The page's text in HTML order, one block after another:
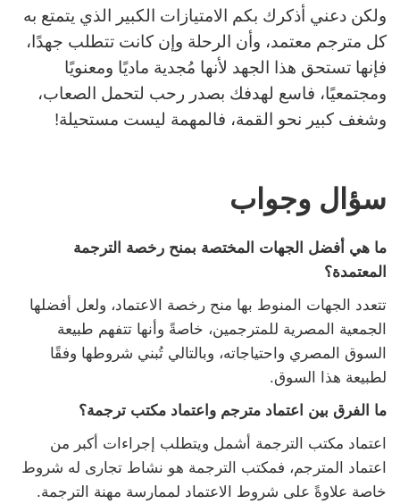
ولكن دعني أذكرك بكم الامتيازات الكبير الذي يتمتع به
كل مترجم معتمد، وأن الرحلة وإن كانت تتطلب جهدًا،
فإنها تستحق هذا الجهد لأنها مُجدية ماديًا ومعنويًا
ومجتمعيًا، فاسع لهدفك بصدر رحب لتحمل الصعاب،
وشغف كبير نحو القمة، فالمهمة ليست مستحيلة!
سؤال وجواب
ما هي أفضل الجهات المختصة بمنح رخصة الترجمة
المعتمدة؟
تتعدد الجهات المنوط بها منح رخصة الاعتماد، ولعل أفضلها
الجمعية المصرية للمترجمين، خاصةً وأنها تتفهم طبيعة
السوق المصري واحتياجاته، وبالتالي تُبني شروطها وفقًا
لطبيعة هذا السوق.
ما الفرق بين اعتماد مترجم واعتماد مكتب ترجمة؟
اعتماد مكتب الترجمة أشمل ويتطلب إجراءات أكبر من
اعتماد المترجم، فمكتب الترجمة هو نشاط تجارى له شروط
خاصة علاوةً على شروط الاعتماد لممارسة مهنة الترجمة.